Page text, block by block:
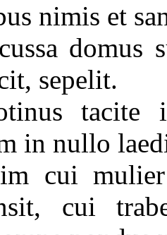
nimis et
sepelit.
tacite
in nullo
cui mulier
cui